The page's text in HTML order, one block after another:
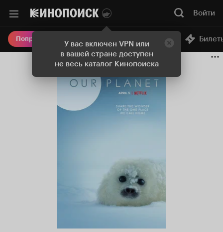
У вас включен VPN или
в вашей стране доступен
не весь каталог Кинопоиска
Войти
Попробовать Плюс Онлайн-кинотеатр